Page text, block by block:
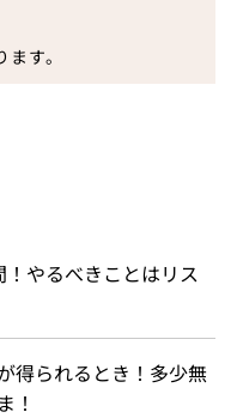
す。
やるべきことはリス
得られるとき！多少無
！